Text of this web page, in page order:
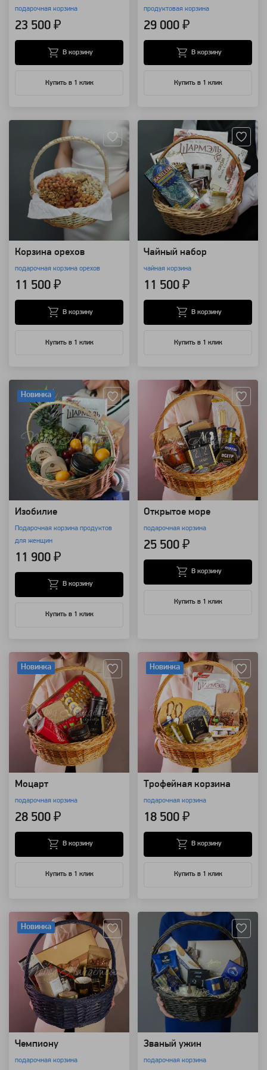
подарочная корзина
23 500 ₽
Купить в 1 клик
В корзину
продуктовая корзина
29 000 ₽
Купить в 1 клик
В корзину
Корзина орехов
подарочная корзина орехов
11 500 ₽
Купить в 1 клик
В корзину
Чайный набор
чайная корзина
11 500 ₽
Купить в 1 клик
В корзину
Новинка
Изобилие
Подарочная корзина продуктов
для женщин
11 900 ₽
Купить в 1 клик
В корзину
Открытое море
подарочная корзина
25 500 ₽
Купить в 1 клик
В корзину
Новинка
Моцарт
подарочная корзина
28 500 ₽
Купить в 1 клик
В корзину
Новинка
Трофейная корзина
подарочная корзина
18 500 ₽
Купить в 1 клик
В корзину
Новинка
Чемпиону
подарочная корзина
Званый ужин
подарочная корзина